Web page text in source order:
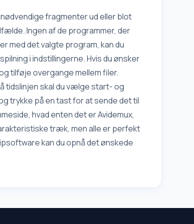
registrering. Funktioner i Photoshop
CS-funktionalitet I dag, p
fragmenter ud eller blot
Ingen af de programmer, der
med det valgte program, kan du
i indstillingerne. Hvis du ønsker
tilføje overgange mellem filer.
tidslinjen skal du vælge start- og
trykke på en tast for at sende det til
hvad enten det er Avidemux,
træk, men alle er perfekt
kan du opnå det ønskede